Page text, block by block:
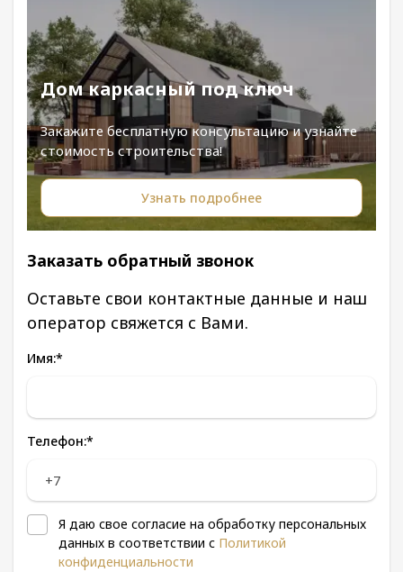
Дом каркасный под ключ
Закажите бесплатную консультацию и узнайте
стоимость строительства!
Узнать подробнее
Заказать обратный звонок
Оставьте свои контактные данные и наш
оператор свяжется с Вами.
Имя:*
Телефон:*
Я даю свое согласие на обработку персональных
данных в соответствии с Политикой
конфиденциальности